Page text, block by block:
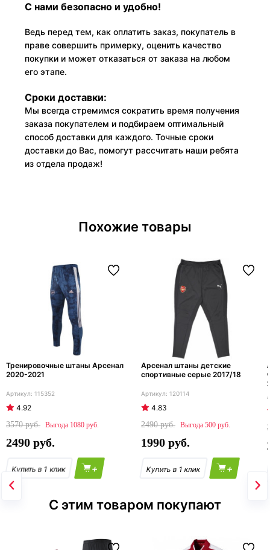
С нами безопасно и удобно!
Ведь перед тем, как оплатить заказ, покупатель в
праве совершить примерку, оценить качество
покупки и может отказаться от заказа на любом
его этапе.
Сроки доставки:
Мы всегда стремимся сократить время получения
заказа покупателем и подбираем оптимальный
способ доставки для каждого. Точные сроки
доставки до Вас, помогут рассчитать наши ребята
из отдела продаж!
Похожие товары
Тренировочные штаны Арсенал
2020-2021
115352
4.92
3570
1080
2490
+
Арсенал штаны детские
спортивные серые 2017/18
120114
4.83
2490
500
1990
+
С этим товаром покупают